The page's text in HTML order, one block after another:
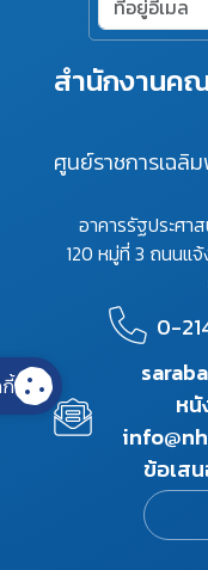
สำนักงานค
ศูนย์ราชการเฉลิ
อาคารรัฐประศ
120 หมู่ที่ 3 ถนนแ
0-
ห
ข้อเส